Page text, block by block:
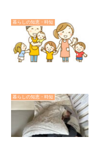
暮らしの知恵・時短
暮らしの知恵・時短